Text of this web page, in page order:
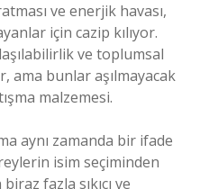
ve enerjik havası,
için cazip kılıyor.
ve toplumsal
ama bunlar aşılmayacak
malzemesi.
aynı zamanda bir ifade
isim seçiminden
fazla sıkıcı ve